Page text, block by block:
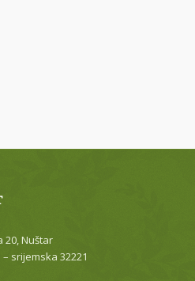
20, Nuštar
srijemska 32221